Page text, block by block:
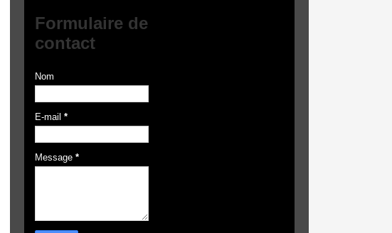
Formulaire de
contact
Nom
E-mail *
Message *